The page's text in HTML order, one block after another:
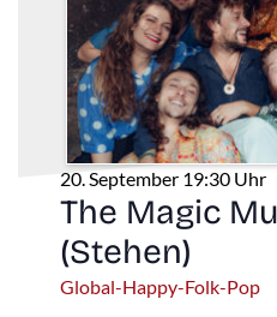
20. September 19:30 Uhr
The Magic
(Stehen)
Global-Happy-Folk-Pop